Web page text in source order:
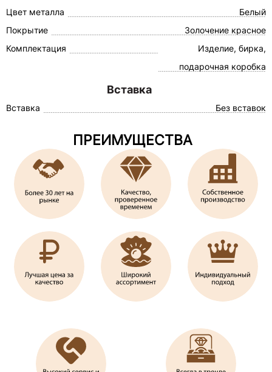
Цвет металла
Белый
Покрытие
Золочение красное
Комплектация
Изделие, бирка,
подарочная коробка
Вставка
Вставка Без вставок
ПРЕИМУЩЕСТВА